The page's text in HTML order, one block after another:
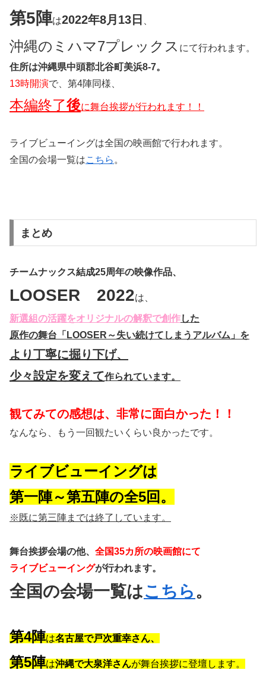
第5陣は2022年8月13日
沖縄のミハマ7プレックス にて行われます。
住所は沖縄県中頭郡北谷町美浜8-7。
13時開演で、第4陣同様、
本編終了後に舞台挨拶が行われます！！
ライブビューイングは全国の映画館で行われます。
全国の会場一覧はこちら 。
まとめ
チームナックス結成25周年の映像作品、
LOOSER 2022は、
新選組の活躍をオリジナルの解釈で創作した
原作の舞台「LOOSER～失い続けてしまうアルバム」を
より丁寧に掘り下げ、
少々設定を変えて作られています。
観てみての感想は、非常に面白かった！！
なんなら、もう一回観たいくらい良かったです。
ライブビューイングは
第一陣～第五陣の全5回。
※既に第三陣までは終了しています。
舞台挨拶会場の他、 全国35カ所の映画館にて
ライブビューイングが行われます。
全国の会場一覧はこちら 。
第4陣は名古屋で戸次重幸さん、
第5陣は沖縄で大泉洋さんが舞台挨拶に登壇します。